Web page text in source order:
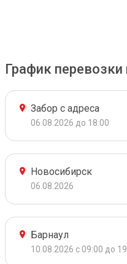
График
Забор с адреса
06.08.2026 до 18:00
Новосибирск
06.08.2026
Барнаул
10.08.2026 с 09:00 до